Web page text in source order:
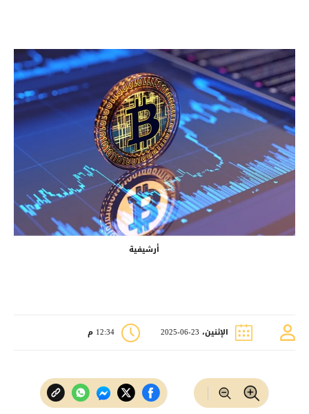
أرشيفية
الإثنين، 23-06-2025 12:34 م